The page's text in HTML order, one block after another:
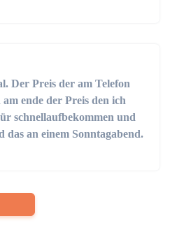
Der Preis der am Telefon
ende der Preis den ich
schnellaufbekommen und
an einem Sonntagabend.